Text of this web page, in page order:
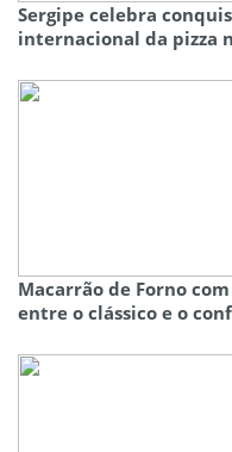
Sergipe celebra
internacional da pizza
Macarrão de Forno
entre o clássico e o